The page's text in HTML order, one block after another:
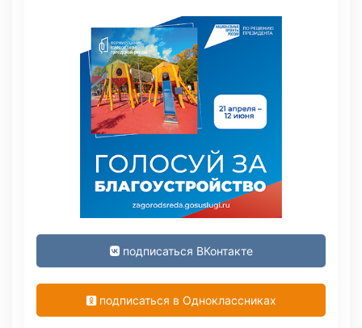
подписаться ВКонтакте
подписаться в Одноклассниках